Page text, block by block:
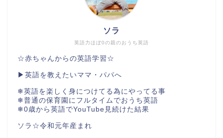
英語力ほぼ0の親のおうち英語
ソラ
☆赤ちゃんからの英語学習☆
▶︎英語を教えたいママ・パパへ
❄︎英語を楽しく身につけてる為にやってる事
❄︎普通の保育園にフルタイムでおうち英語
❄︎0歳から英語でYouTube見続けた結果
ソラ☆令和元年産まれ